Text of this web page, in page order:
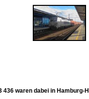
436 waren dabei in Hamburg-